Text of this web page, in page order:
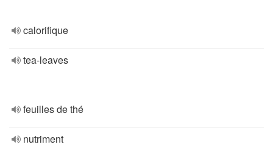
calorifique
tea-leaves
feuilles de thé
nutriment